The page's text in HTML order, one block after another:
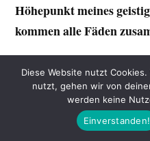
Höhepunkt meines
kommen alle Fäden
Ich bitte meine Seele
Zeit für dieses
lächelnd antworten:«An
denkst du, wer dich auf
Diese Website nutzt
nutzt, gehen wir von
werden keine
Einverstanden!